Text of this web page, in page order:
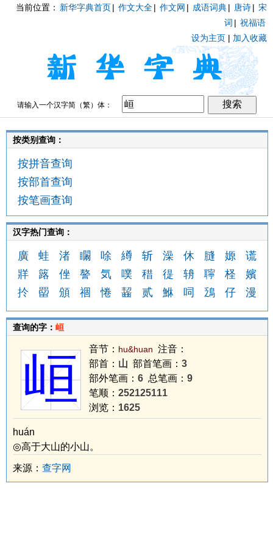
当前位置： 新华字典首页| 作文大全| 作文网 | 成语词典| 唐诗| 宋
词 | 祝福语
设为主页 | 加入收藏
请输入一个汉字简（繁）体：
按类别查询：
按拼音查询
按部首查询
按笔画查询
汉字热门查询：
廣 蛙 渚 矙 唋 繜 斩 澡 休 膖 嫄
谎
牂
簬 侳 謷 気 噗 稓 徥 辀 聹 柽
嬪
扵
罶 頒 祻 惓 齧 贰 鮴 呞 鴔 仔 漫
查询的字： 峘
峘 音节： hu&huan 注音：
部首： 山 部首笔画： 3
部外笔画： 6 总笔画： 9
笔顺： 252125111
浏览： 1625
huán
◎高于大山的小山。
来源： 查字网